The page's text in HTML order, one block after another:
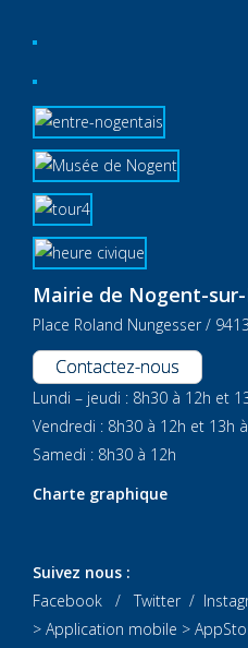
Mairie de Nogent-
Place Roland Nungesser /
Contactez-nous
Lundi – jeudi : 8h30 à 12h et
Vendredi : 8h30 à 12h et 13h
Samedi : 8h30 à 12h
Charte graphique
Suivez nous :
Facebook /Twitter/
> Application mobile >